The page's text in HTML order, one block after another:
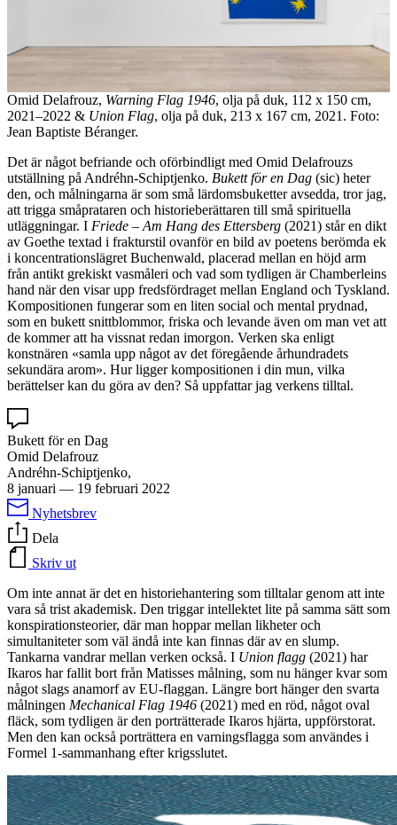
Omid Delafrouz, Warning Flag 1946, olja på duk, 112 x 150 cm,
2021–2022 & Union Flag, olja på duk, 213 x 167 cm, 2021. Foto:
Jean Baptiste Béranger.
Det är något befriande och oförbindligt med Omid Delafrouzs
utställning på Andréhn-Schiptjenko. Bukett för en Dag (sic) heter
den, och målningarna är som små lärdomsbuketter avsedda, tror jag,
att trigga småprataren och historieberättaren till små spirituella
utläggningar. I Friede – Am Hang des Ettersberg (2021) står en dikt
av Goethe textad i frakturstil ovanför en bild av poetens berömda ek
i koncentrationslägret Buchenwald, placerad mellan en höjd arm
från antikt grekiskt vasmåleri och vad som tydligen är Chamberleins
hand när den visar upp fredsfördraget mellan England och Tyskland.
Kompositionen fungerar som en liten social och mental prydnad,
som en bukett snittblommor, friska och levande även om man vet att
de kommer att ha vissnat redan imorgon. Verken ska enligt
konstnären «samla upp något av det föregående århundradets
sekundära arom». Hur ligger kompositionen i din mun, vilka
berättelser kan du göra av den? Så uppfattar jag verkens tilltal.
Bukett för en Dag
Omid Delafrouz
Andréhn-Schiptjenko,
8 januari — 19 februari 2022
Nyhetsbrev
Dela
Skriv ut
Om inte annat är det en historiehantering som tilltalar genom att inte
vara så trist akademisk. Den triggar intellektet lite på samma sätt som
konspirationsteorier, där man hoppar mellan likheter och
simultaniteter som väl ändå inte kan finnas där av en slump.
Tankarna vandrar mellan verken också. I Union flagg (2021) har
Ikaros har fallit bort från Matisses målning, som nu hänger kvar som
något slags anamorf av EU-flaggan. Längre bort hänger den svarta
målningen Mechanical Flag 1946 (2021) med en röd, något oval
fläck, som tydligen är den porträtterade Ikaros hjärta, uppförstorat.
Men den kan också porträttera en varningsflagga som användes i
Formel 1-sammanhang efter krigsslutet.